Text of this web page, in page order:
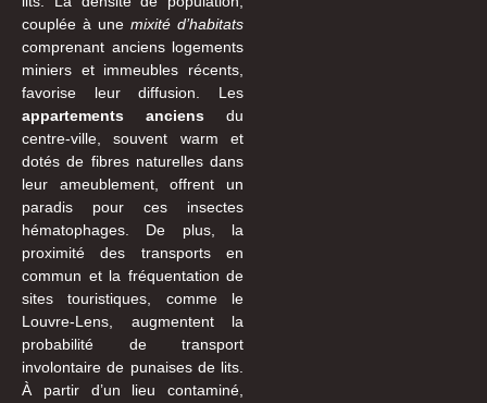
couplée à une mixité d’habitats
comprenant anciens logements
miniers et immeubles récents,
favorise leur diffusion. Les
appartements anciens du
centre-ville, souvent warm et
dotés de fibres naturelles dans
leur ameublement, offrent un
paradis pour ces insectes
hématophages. De plus, la
proximité des transports en
commun et la fréquentation de
sites touristiques, comme le
Louvre-Lens, augmentent la
probabilité de transport
involontaire de punaises de lits.
À partir d’un lieu contaminé,